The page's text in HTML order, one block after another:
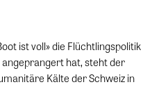
ist voll» die Flüchtlingspolitik
hat, steht der
Kälte der Schweiz in